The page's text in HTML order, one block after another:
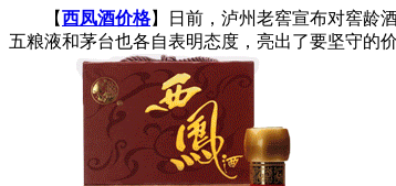
【西凤酒价格】日前，泸州老窖宣布对窖龄
五粮液和茅台也各自表明态度，亮出了要坚守的价